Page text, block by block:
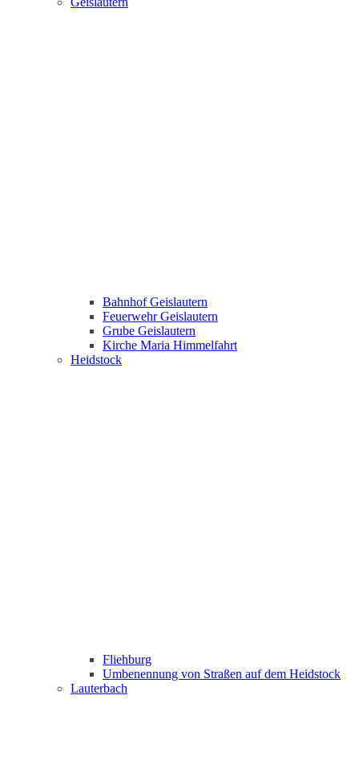
Bahnhof Geislautern
Feuerwehr Geislautern
Grube Geislautern
Kirche Maria Himmelfahrt
Heidstock
Fliehburg
Umbenennung von Straßen auf dem Heidstock
Lauterbach